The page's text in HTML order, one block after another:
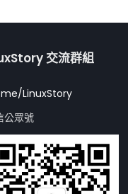
交流群組
LinuxStory
公眾號